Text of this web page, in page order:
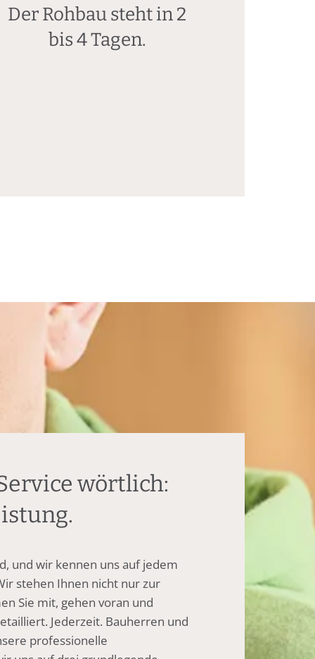
Der Rohbau steht in 2
bis 4 Tagen.
wörtlich:
und wir kennen uns auf jedem
stehen Ihnen nicht nur zur
Sie mit, gehen voran und
Jederzeit. Bauherren und
professionelle